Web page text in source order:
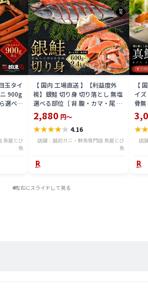
玉タイ
900g
選べ
脚折
イガ
900w
魚屋とび
魚
【 国内 工場直送 】【利益度外
視】銀鮭 切り身 切り落とし 無塩
選べる部位［ 背 腹・カマ・尾 ］
600g〜2.4kg 骨取り・骨無し 骨
あり 切り落とし 骨取り・骨無し
切身 ses2301-12ka
2,880 円～
★★★★★ 4.16
店舗：越前ガニ・鮮魚専門店 魚屋とび
魚
【
イ
骨
(真
ライ
★
店
左右にスライドして見る